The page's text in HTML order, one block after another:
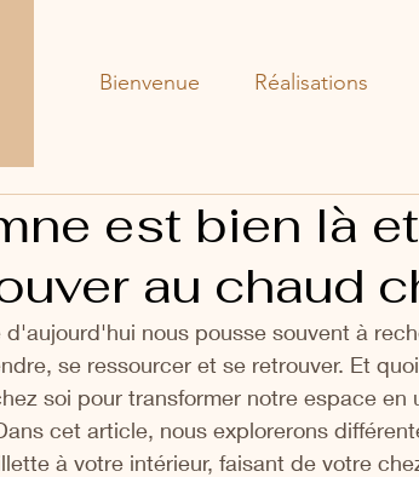
Bienvenue Réalisations
est bien là
au chaud
nous pousse souvent à
se ressourcer et se retrouver. Et
soi pour transformer notre espace
cet article, nous explorerons
à votre intérieur, faisant de votre